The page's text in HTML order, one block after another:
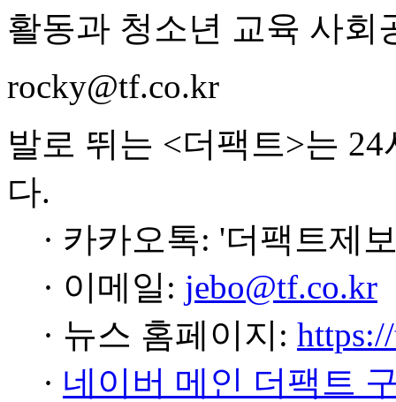
활동과 청소년 교육 사회
rocky@tf.co.kr
발로 뛰는 <더팩트>는
다.
· 카카오톡: '더팩트제
· 이메일: jebo@tf.co.kr
· 뉴스 홈페이지:
· 네이버 메인 더팩트